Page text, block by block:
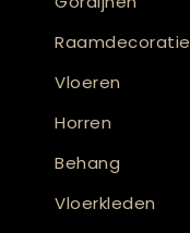
Raamdecoratie
Vloeren
Horren
Behang
Vloerkleden